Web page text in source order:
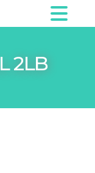
2LB